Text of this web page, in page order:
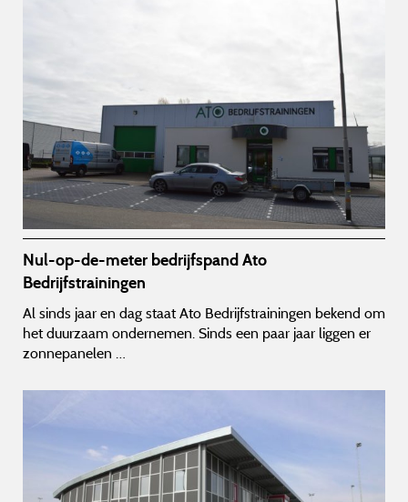
Nul-op-de-meter bedrijfspand Ato
Bedrijfstrainingen
Al sinds jaar en dag staat Ato Bedrijfstrainingen bekend om
het duurzaam ondernemen. Sinds een paar jaar liggen er
zonnepanelen …